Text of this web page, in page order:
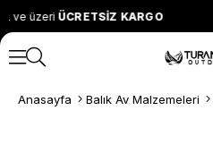
ve üzeri ÜCRETSİZ KARGO
Anasayfa Balık Av Malzemeleri